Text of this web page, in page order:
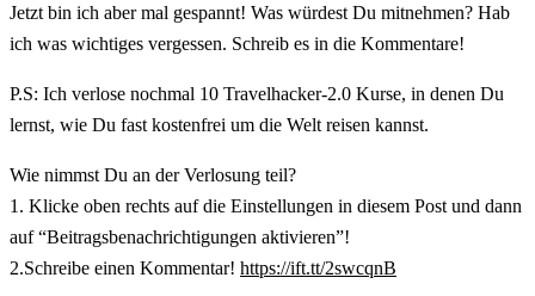
Jetzt bin ich aber mal gespannt! Was würdest Du mitnehmen? Hab
ich was wichtiges vergessen. Schreib es in die Kommentare!
P.S: Ich verlose nochmal 10 Travelhacker-2.0 Kurse, in denen Du
lernst, wie Du fast kostenfrei um die Welt reisen kannst.
Wie nimmst Du an der Verlosung teil?
1. Klicke oben rechts auf die Einstellungen in diesem Post und dann
auf “Beitragsbenachrichtigungen aktivieren”!
2.Schreibe einen Kommentar! https://ift.tt/2swcqnB